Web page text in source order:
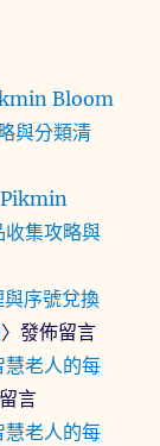
Bloom
與分類清
Pikmin
集攻略與
序號兌換
〉發佈留言
老人的每
言
老人的每